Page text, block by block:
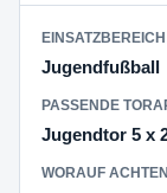
Jugendfußball
Jugendtor 5 x